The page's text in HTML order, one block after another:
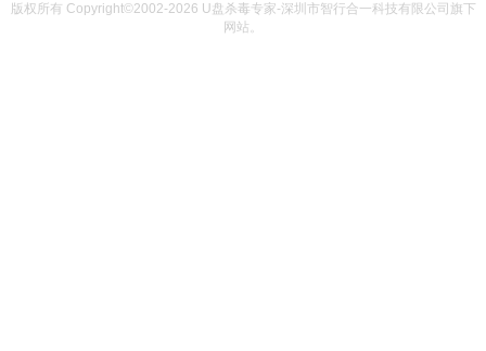
版权所有 Copyright©2002-2026 U盘杀毒专家-深圳市智行合一科技有限公司旗下
网站。